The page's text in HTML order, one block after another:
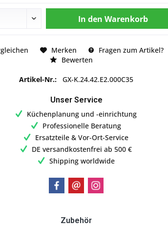
In den Warenkorb
Merken
Fragen zum Artikel?
Bewerten
Artikel-Nr.: GX-K.24.42.E2.000C35
Unser Service
Küchenplanung und -einrichtung
Professionelle Beratung
Ersatzteile & Vor-Ort-Service
DE versandkostenfrei ab 500 €
Shipping worldwide
Zubehör